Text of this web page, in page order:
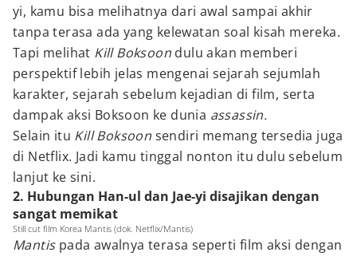
yi, kamu bisa melihatnya dari awal sampai akhir
tanpa terasa ada yang kelewatan soal kisah mereka.
Tapi melihat Kill Boksoon dulu akan memberi
perspektif lebih jelas mengenai sejarah sejumlah
karakter, sejarah sebelum kejadian di film, serta
dampak aksi Boksoon ke dunia assassin.
Selain itu Kill Boksoon sendiri memang tersedia juga
di Netflix. Jadi kamu tinggal nonton itu dulu sebelum
lanjut ke sini.
2. Hubungan Han-ul dan Jae-yi disajikan dengan
sangat memikat
Still cut film Korea Mantis (dok. Netflix/Mantis)
Mantispada awalnya terasa seperti film aksi dengan